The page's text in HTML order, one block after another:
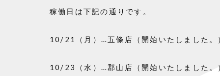
稼働日は下記の通りです。
10/21（月）…五條店（開始いたしました。
10/23（水）…郡山店（開始いたしました。